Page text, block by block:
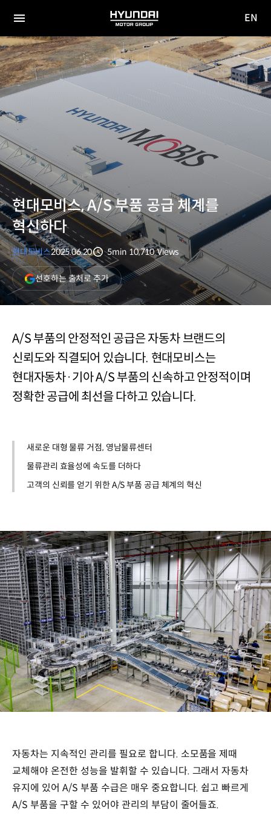
전체
메뉴
HYUNDAI
MOTOR
GROUP
사이
이동
EN
현대모비스, A/S 부품 공급 체계를
혁신하다
현대모비스2025.06.20
분량
5min
조회수
10,710 Views
선호하는 출처로 추가(새
창
열림)
A/S 부품의 안정적인 공급은 자동차 브랜드의
신뢰도와 직결되어 있습니다. 현대모비스는
현대자동차·기아 A/S 부품의 신속하고 안정적이며
정확한 공급에 최선을 다하고 있습니다.
새로운 대형 물류 거점, 영남물류센터
물류관리 효율성에 속도를 더하다
고객의 신뢰를 얻기 위한 A/S 부품 공급 체계의 혁신
자동차는 지속적인 관리를 필요로 합니다. 소모품을 제때
교체해야 온전한 성능을 발휘할 수 있습니다. 그래서 자동차
유지에 있어 A/S 부품 수급은 매우 중요합니다. 쉽고 빠르게
A/S 부품을 구할 수 있어야 관리의 부담이 줄어들죠.